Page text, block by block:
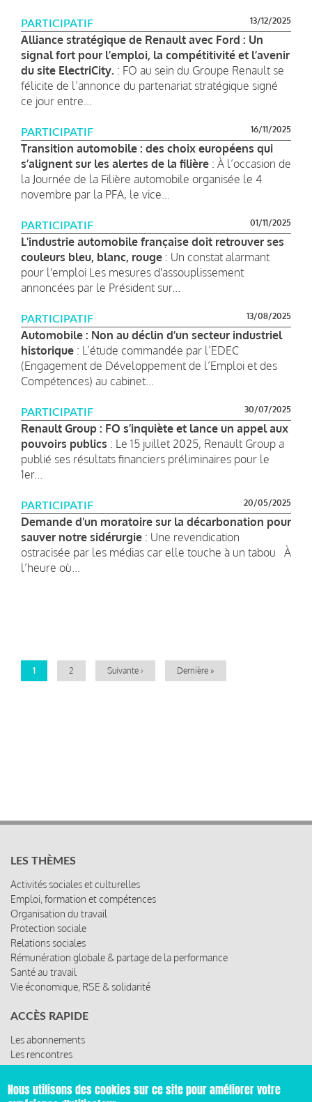
PARTICIPATIF 13/12/2025
Alliance stratégique de Renault avec Ford : Un
signal fort pour l’emploi, la compétitivité et l’avenir
du site ElectriCity. : FO au sein du Groupe Renault se
félicite de l’annonce du partenariat stratégique signé
ce jour entre...
PARTICIPATIF 16/11/2025
Transition automobile : des choix européens qui
s’alignent sur les alertes de la filière : À l’occasion de
la Journée de la Filière automobile organisée le 4
novembre par la PFA, le vice...
PARTICIPATIF 01/11/2025
L'industrie automobile française doit retrouver ses
couleurs bleu, blanc, rouge : Un constat alarmant
pour l'emploi Les mesures d'assouplissement
annoncées par le Président sur...
PARTICIPATIF 13/08/2025
Automobile : Non au déclin d’un secteur industriel
historique : L’étude commandée par l’EDEC
(Engagement de Développement de l’Emploi et des
Compétences) au cabinet...
PARTICIPATIF 30/07/2025
Renault Group : FO s’inquiète et lance un appel aux
pouvoirs publics : Le 15 juillet 2025, Renault Group a
publié ses résultats financiers préliminaires pour le
1er...
PARTICIPATIF 20/05/2025
Demande d'un moratoire sur la décarbonation pour
sauver notre sidérurgie : Une revendication
ostracisée par les médias car elle touche à un tabou À
l’heure où...
Page
1 Page
2
Page
Suivante ›
Dernière
Dernière »
LES THÈMES
Activités sociales et culturelles
Emploi, formation et compétences
Organisation du travail
Protection sociale
Relations sociales
Rémunération globale & partage de la performance
Santé au travail
Vie économique, RSE & solidarité
ACCÈS RAPIDE
Les abonnements
Les rencontres
Les ressources
Nous utilisons des cookies sur ce site pour améliorer votre